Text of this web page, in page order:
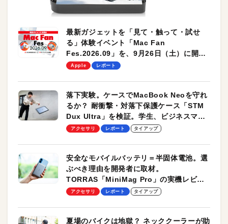
最新ガジェットを「見て・触って・試せ
る」体験イベント「Mac Fan
Fes.2026.09」を、9月26日（土）に開催
します！
Apple レポート
落下実験。ケースでMacBook Neoを守れ
るか？ 耐衝撃・対落下保護ケース「STM
Dux Ultra」を検証。学生、ビジネスマン
のモバイルユースに最適！
アクセサリ レポート タイアップ
安全なモバイルバッテリ＝半固体電池。選
ぶべき理由を開発者に取材。
TORRAS「MiniMag Pro」の実機レビュ
ーも
アクセサリ レポート タイアップ
夏場のバイクは地獄？ ネッククーラーが助